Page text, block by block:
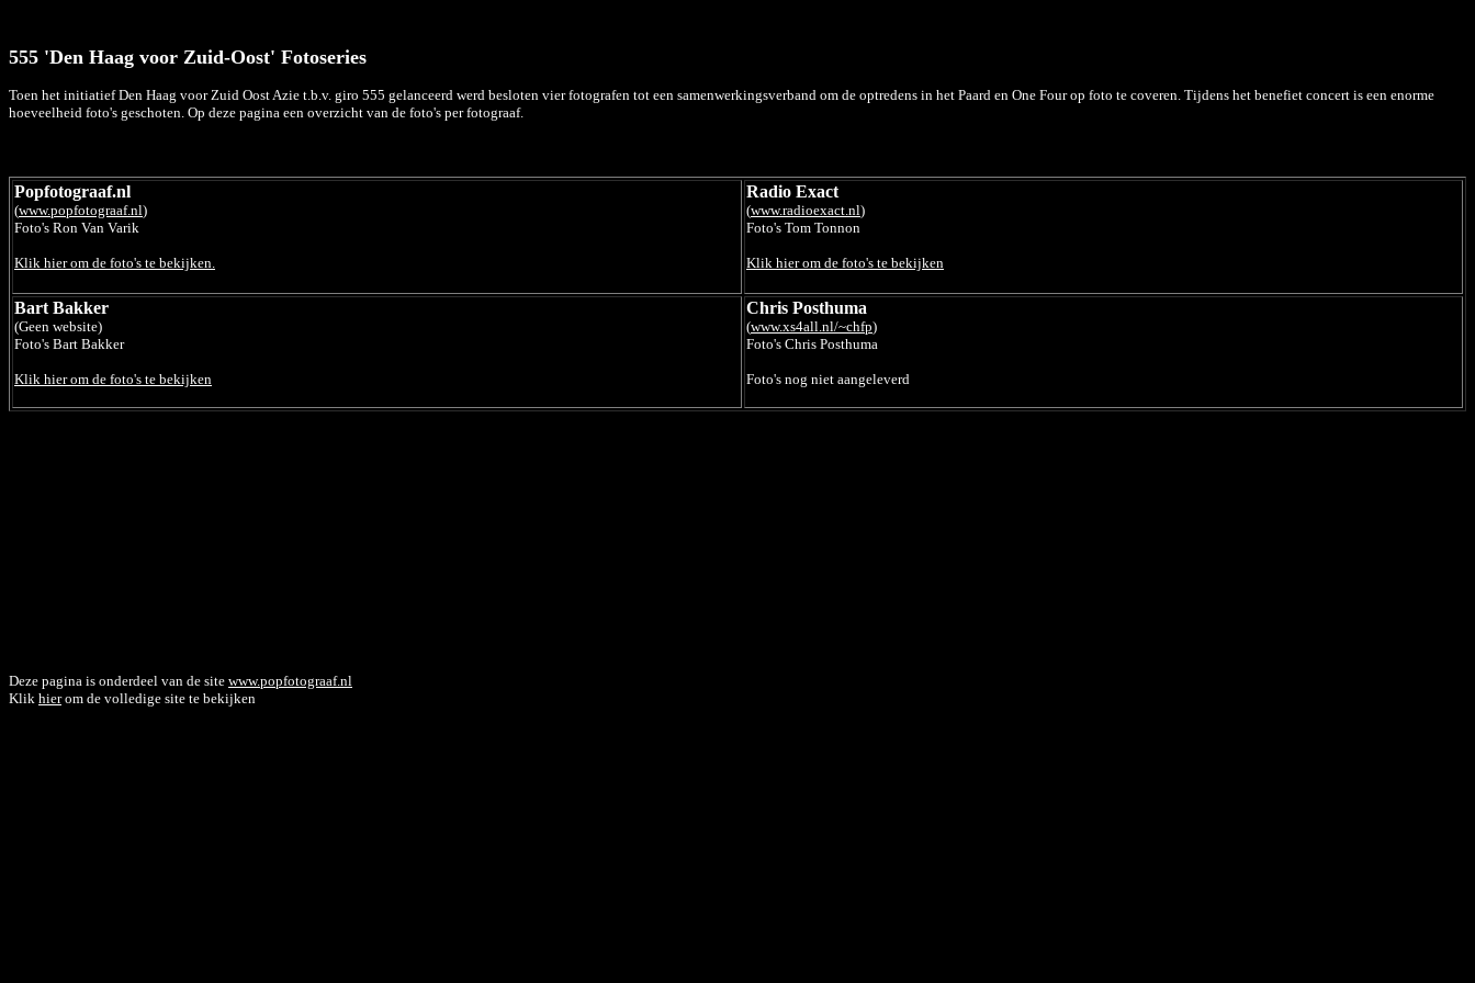
555 'Den Haag voor Zuid-Oost' Fotoseries
Toen het initiatief Den Haag voor Zuid Oost Azie t.b.v. giro 555 gelanceerd werd besloten vier fotografen tot een samenwerkingsverband om de optredens in het Paard en One Four op foto te coveren. Tijdens het benefiet concert is een enorme
hoeveelheid foto's geschoten. Op deze pagina een overzicht van de foto's per fotograaf.
Popfotograaf.nl
(www.popfotograaf.nl)
Foto's Ron Van Varik
Klik hier om de foto's te bekijken.
Radio Exact
(www.radioexact.nl)
Foto's Tom Tonnon
Klik hier om de foto's te bekijken
Bart Bakker
(Geen website)
Foto's Bart Bakker
Klik hier om de foto's te bekijken
Chris Posthuma
(www.xs4all.nl/~chfp)
Foto's Chris Posthuma
Foto's nog niet aangeleverd
Deze pagina is onderdeel van de site www.popfotograaf.nl
Klik hierom de volledige site te bekijken